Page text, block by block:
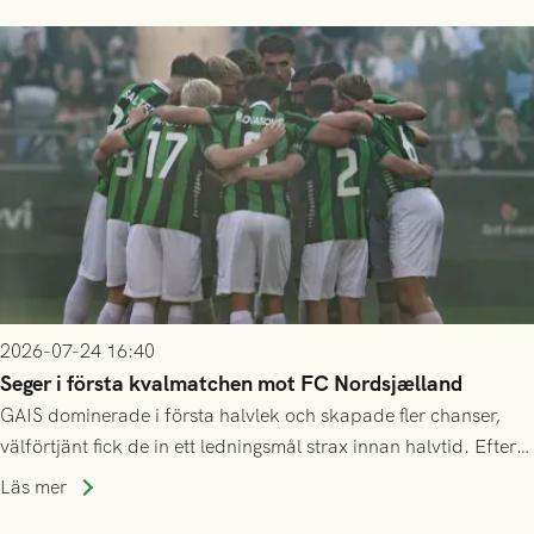
2026-07-24 16:40
Seger i första kvalmatchen mot FC Nordsjælland
GAIS dominerade i första halvlek och skapade fler chanser,
välförtjänt fick de in ett ledningsmål strax innan halvtid. Efter
halvtidsvilan sjönk tempot när Nordsjälland tilläts ha mer av
Läs mer